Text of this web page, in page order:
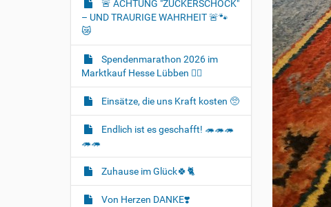
🚨 ACHTUNG "ZUCKERSCHOCK"
– UND TRAURIGE WAHRHEIT 🚨🐾
😿
Spendenmarathon 2026 im
Marktkauf Hesse Lübben 👍🏻
Einsätze, die uns Kraft kosten 🥺
Endlich ist es geschafft! 🦔🦔🦔
🦔🦔
Zuhause im Glück🍀🐈‍
Von Herzen DANKE❣️